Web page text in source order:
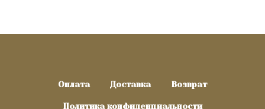
Оплата Доставка Возврат
Политика конфиденциальности